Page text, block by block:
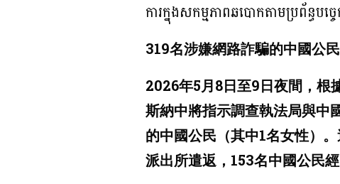
ការក្នុងសកម្មភាពឆបោកតាមប្រព័ន្
319名涉嫌網路詐騙的中國公
2026年5月8日至9日夜間，根
斯納中將指示調查執法局與中
的中國公民（其中1名女性）
派出所遣返，153名中國公民